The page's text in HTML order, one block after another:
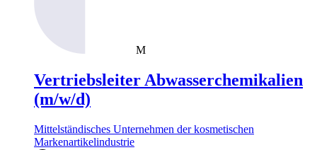
M
Vertriebsleiter Abwasserchemikalien
(m/w/d)
Mittelständisches Unternehmen der kosmetischen
Markenartikelindustrie